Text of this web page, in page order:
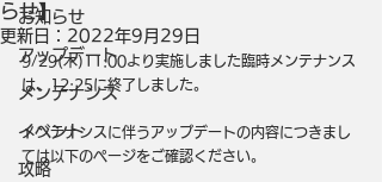
お知らせ
アップデート
メンテナンス
イベント
攻略
らせ】
更新日： 2022年9月29日
9/29(木)11:00より実施しました臨時メンテナンス
は、12:25に終了しました。
メンテナンスに伴うアップデートの内容につきまし
ては以下のページをご確認ください。